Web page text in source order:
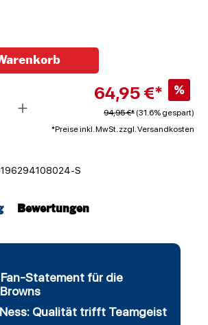
64,95 €* %
94,95 €* (31.6% gespart)
*Preise inkl. MwSt. zzgl. Versandkosten
S
Bewertungen
Statement für die
Qualität trifft Teamgeist